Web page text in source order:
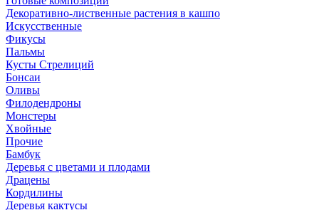
Декоративно-лиственные растения в кашпо
Искусственные
Фикусы
Пальмы
Кусты Стрелиций
Бонсаи
Оливы
Филодендроны
Монстеры
Хвойные
Прочие
Бамбук
Деревья с цветами и плодами
Драцены
Кордилины
Деревья кактусы